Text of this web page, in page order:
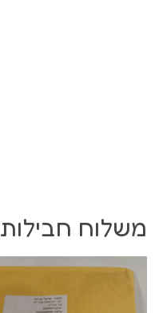
משלוח חבילות